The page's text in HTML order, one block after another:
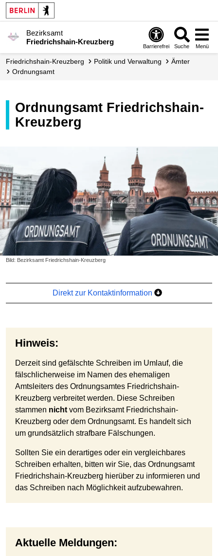
Bezirksamt
Friedrichshain-Kreuzberg
Barrierefrei Suche Menü
Friedrichshain-Kreuzberg Politik und Verwaltung
Ämter
Ordnungsamt
Ordnungsamt Friedrichshain-
Kreuzberg
Bild: Bezirksamt Friedrichshain-Kreuzberg
Direkt zur Kontaktinformation
Hinweis:
Derzeit sind gefälschte Schreiben im Umlauf, die
fälschlicherweise im Namen des ehemaligen
Amtsleiters des Ordnungsamtes Friedrichshain-
Kreuzberg verbreitet werden. Diese Schreiben
stammen nicht vom Bezirksamt Friedrichshain-
Kreuzberg oder dem Ordnungsamt. Es handelt sich
um grundsätzlich strafbare Fälschungen.
Sollten Sie ein derartiges oder ein vergleichbares
Schreiben erhalten, bitten wir Sie, das Ordnungsamt
Friedrichshain-Kreuzberg hierüber zu informieren und
das Schreiben nach Möglichkeit aufzubewahren.
Aktuelle Meldungen: